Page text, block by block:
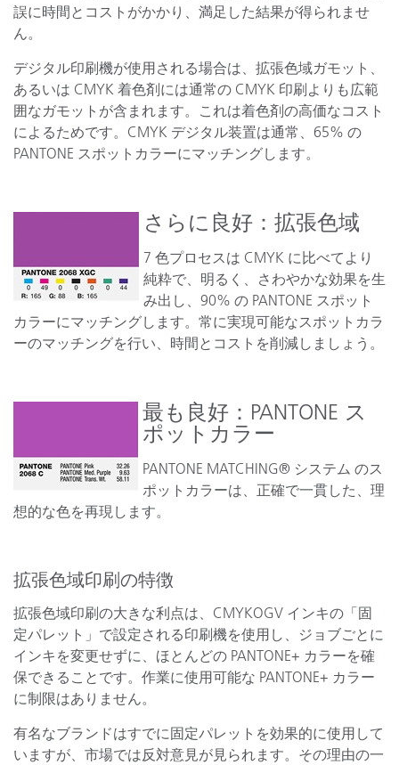
誤に時間とコストがかかり、満足した結果が得られませ
ん。
デジタル印刷機が使用される場合は、拡張色域ガモット、
あるいは CMYK 着色剤には通常の CMYK 印刷よりも広範
囲なガモットが含まれます。これは着色剤の高価なコスト
によるためです。CMYK デジタル装置は通常、65% の
PANTONE スポットカラーにマッチングします。
さらに良好：拡張色域
7 色プロセスは CMYK に比べてより
純粋で、明るく、さわやかな効果を生
み出し、90% の PANTONE スポット
カラーにマッチングします。常に実現可能なスポットカラ
ーのマッチングを行い、時間とコストを削減しましょう。
最も良好：PANTONE ス
ポットカラー
PANTONE MATCHING® システム のス
ポットカラーは、正確で一貫した、理
想的な色を再現します。
拡張色域印刷の特徴
拡張色域印刷の大きな利点は、CMYKOGV インキの「固
定パレット」で設定される印刷機を使用し、ジョブごとに
インキを変更せずに、ほとんどの PANTONE+ カラーを確
保できることです。作業に使用可能な PANTONE+ カラー
に制限はありません。
有名なブランドはすでに固定パレットを効果的に使用して
いますが、市場では反対意見が見られます。その理由の一